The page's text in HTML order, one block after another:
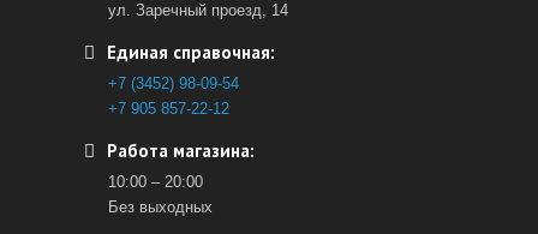
ул. Заречный проезд, 14
Единая справочная:
+7 (3452) 98-09-54
+7 905 857-22-12
Работа магазина:
10:00 – 20:00
Без выходных